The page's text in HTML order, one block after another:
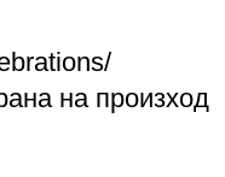
на произход